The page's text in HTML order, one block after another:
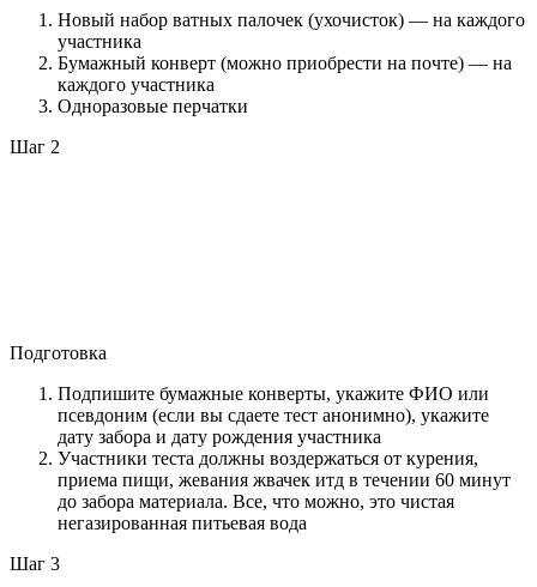
Новый набор ватных палочек (ухочисток) — на каждого
участника
Бумажный конверт (можно приобрести на почте) — на
каждого участника
Одноразовые перчатки
Шаг 2
Подготовка
Подпишите бумажные конверты, укажите ФИО или
псевдоним (если вы сдаете тест анонимно), укажите
дату забора и дату рождения участника
Участники теста должны воздержаться от курения,
приема пищи, жевания жвачек итд в течении 60 минут
до забора материала. Все, что можно, это чистая
негазированная питьевая вода
Шаг 3